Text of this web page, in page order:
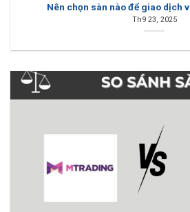
Nên chọn sàn nào để giao dịch
Th9 23, 2025